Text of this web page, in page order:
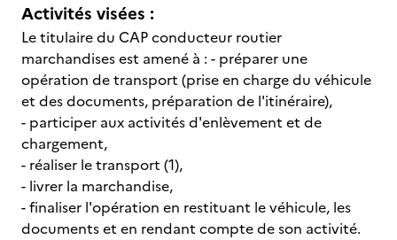
Activités visées :
Le titulaire du CAP conducteur routier
marchandises est amené à : - préparer une
opération de transport (prise en charge du véhicule
et des documents, préparation de l'itinéraire),
- participer aux activités d'enlèvement et de
chargement,
- réaliser le transport (1),
- livrer la marchandise,
- finaliser l'opération en restituant le véhicule, les
documents et en rendant compte de son activité.